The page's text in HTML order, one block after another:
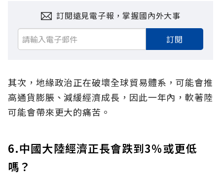
訂閱遠見電子報，掌握國內外大事
訂閱
其次，地緣政治正在破壞全球貿易體系，可能會推
高通貨膨脹、減緩經濟成長，因此一年內，軟著陸
可能會帶來更大的痛苦。
6.中國大陸經濟正長會跌到3％或更低
嗎？